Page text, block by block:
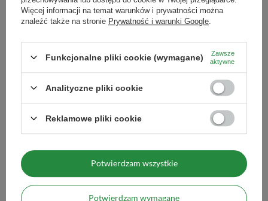
16,99 zł
(283,17 zł / kg)
Ilość produktów
16,90 zł szt.
Ilość produktów
Więcej informacji na temat warunków i prywatności można
znaleźć także na stronie Prywatność i warunki Google
Funkcjonalne pliki cookie (wymagane)
Zawsze
aktywne
Analityczne pliki cookie
Reklamowe pliki cookie
Potwierdzam wymagane
Potwierdzam wszystkie